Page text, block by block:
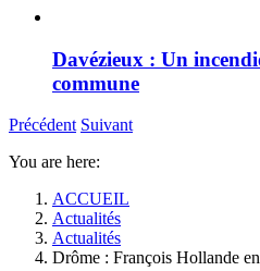
Davézieux : Un
commune
Précédent Suivant
You are here:
ACCUEIL
Actualités
Actualités
Drôme : François Hollande